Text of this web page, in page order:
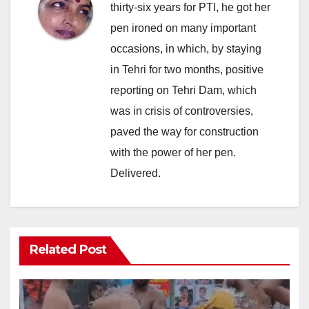
thirty-six years for PTI, he got her
pen ironed on many important
occasions, in which, by staying
in Tehri for two months, positive
reporting on Tehri Dam, which
was in crisis of controversies,
paved the way for construction
with the power of her pen.
Delivered.
Related Post